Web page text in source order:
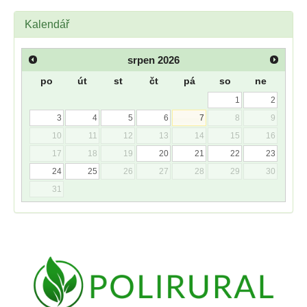
Kalendář
srpen 2026
po út st čt pá so ne
1
2
3
4 5 6 7 8
9
10
11 12 13 14 15
16
17
18 19 20 21 22
23
24
25 26 27 28 29
30
31